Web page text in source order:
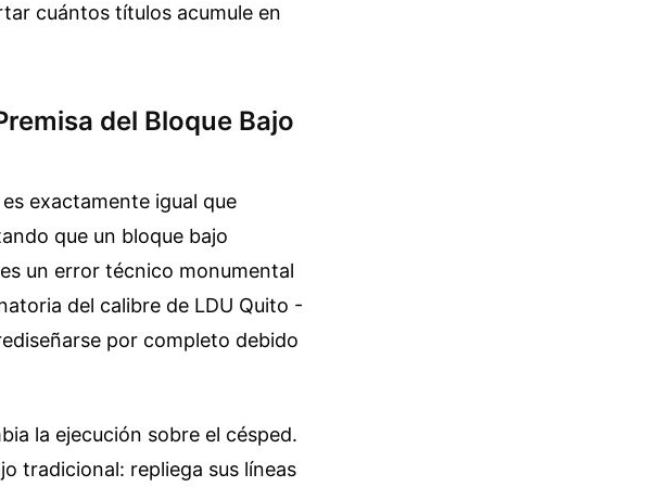
cuántos títulos acumule en
del Bloque Bajo
exactamente igual que
que un bloque bajo
un error técnico monumental
del calibre de LDU Quito -
por completo debido
la ejecución sobre el césped.
tradicional: repliega sus líneas